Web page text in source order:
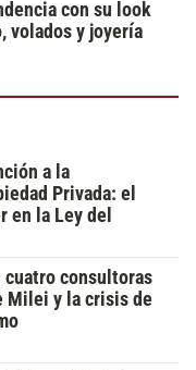
con su look
volados y joyería
a la
Privada: el
en la Ley del
cuatro consultoras
Milei y la crisis de